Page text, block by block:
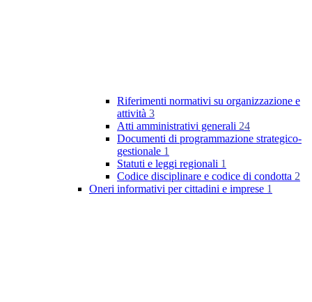
Riferimenti normativi su organizzazione e
attività 3
Atti amministrativi generali 24
Documenti di programmazione strategico-
gestionale 1
Statuti e leggi regionali 1
Codice disciplinare e codice di condotta 2
Oneri informativi per cittadini e imprese 1